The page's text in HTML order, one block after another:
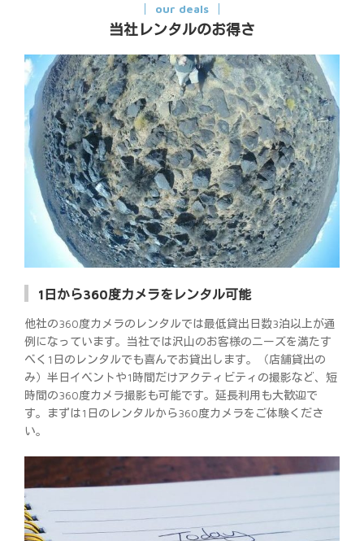
our deals
当社レンタルのお得さ
1日から360度カメラをレンタル可能
他社の360度カメラのレンタルでは最低貸出日数3泊以上が通
例になっています。当社では沢山のお客様のニーズを満たす
べく1日のレンタルでも喜んでお貸出します。（店舗貸出の
み）半日イベントや1時間だけアクティビティの撮影など、短
時間の360度カメラ撮影も可能です。延長利用も大歓迎で
す。まずは1日のレンタルから360度カメラをご体験くださ
い。